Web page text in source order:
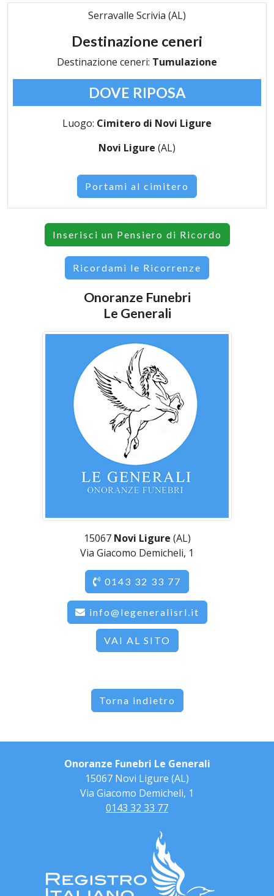
Serravalle Scrivia (AL)
Destinazione ceneri
Destinazione ceneri: Tumulazione
DOVE RIPOSA
Luogo: Cimitero di Novi Ligure
Novi Ligure (AL)
Portami al cimitero
Inserisci un Pensiero di Ricordo
Ricordami le Ricorrenze
Onoranze Funebri
Le Generali
15067 Novi Ligure (AL)
Via Giacomo Demicheli, 1
0143 32 33 77
info@legeneralisrl.it
VAI AL SITO
Torna indietro
Onoranze Funebri Le Generali
15067 Novi Ligure (AL)
Via Giacomo Demicheli, 1
0143 32 33 77